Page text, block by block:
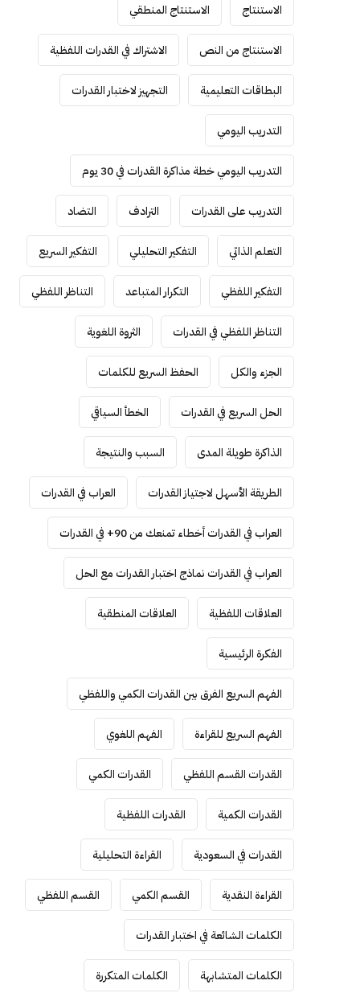
الاستنتاج الاستنتاج المنطقي
الاستنتاج من النص الاشتراك في القدرات اللفظية
البطاقات التعليمية التجهيز لاختبار القدرات
التدريب اليومي
التدريب اليومي خطة مذاكرة القدرات في 30 يوم
التدريب على القدرات الترادف التضاد
التعلم الذاتي التفكير التحليلي التفكير السريع
التفكير اللفظي التكرار المتباعد التناظر اللفظي
التناظر اللفظي في القدرات الثروة اللغوية
الجزء والكل الحفظ السريع للكلمات
الحل السريع في القدرات الخطأ السياقي
الذاكرة طويلة المدى السبب والنتيجة
الطريقة الأسهل لاجتياز القدرات العراب في القدرات
العراب في القدرات أخطاء تمنعك من 90+ في القدرات
العراب في القدرات نماذج اختبار القدرات مع الحل
العلاقات اللفظية العلاقات المنطقية
الفكرة الرئيسية
الفهم السريع الفرق بين القدرات الكمي واللفظي
الفهم السريع للقراءة الفهم اللغوي
القدرات القسم اللفظي القدرات الكمي
القدرات الكمية القدرات اللفظية
القدرات في السعودية القراءة التحليلية
القراءة النقدية القسم الكمي القسم اللفظي
الكلمات الشائعة في اختبار القدرات
الكلمات المتشابهة الكلمات المتكررة